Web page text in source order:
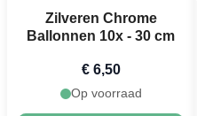
Zilveren Chrome
Ballonnen 10x - 30 cm
€ 6,50
Op voorraad